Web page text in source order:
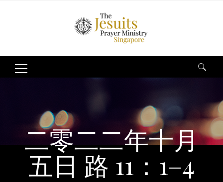
Search
二零二二年十月
五日 路 11：1–4